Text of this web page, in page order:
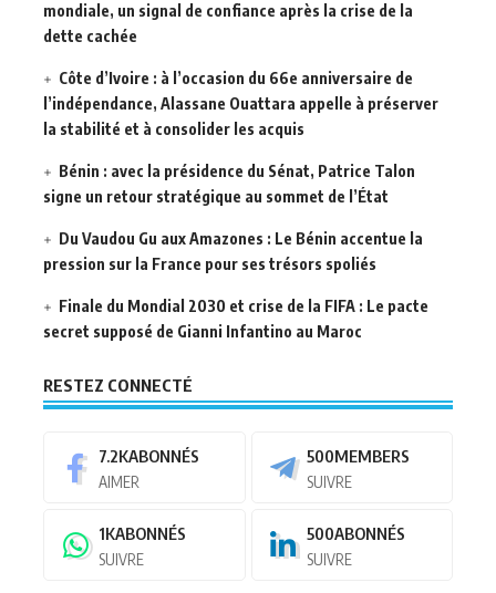
mondiale, un signal de confiance après la crise de la
dette cachée
Côte d’Ivoire : à l’occasion du 66e anniversaire de
l’indépendance, Alassane Ouattara appelle à préserver
la stabilité et à consolider les acquis
Bénin : avec la présidence du Sénat, Patrice Talon
signe un retour stratégique au sommet de l’État
Du Vaudou Gu aux Amazones : Le Bénin accentue la
pression sur la France pour ses trésors spoliés
Finale du Mondial 2030 et crise de la FIFA : Le pacte
secret supposé de Gianni Infantino au Maroc
RESTEZ CONNECTÉ
7.2KABONNÉS
AIMER
500MEMBERS
SUIVRE
1KABONNÉS
SUIVRE
500ABONNÉS
SUIVRE